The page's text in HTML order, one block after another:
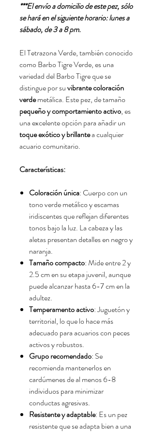
***El envío a domicilio de este pez, sólo
se hará en el siguiente horario: lunes a
sábado, de 3 a 8 pm.
ElTetrazona Verde, también conocido
como Barbo Tigre Verde, es una
variedad del Barbo Tigre que se
distingue por suvibrante coloración
verdemetálica. Este pez, de tamaño
pequeño y comportamiento activo, es
una excelente opción para añadir un
toque exótico y brillantea cualquier
acuario comunitario.
Características:
Coloración única: Cuerpo con un
tono verde metálico y escamas
iridiscentes que reflejan diferentes
tonos bajo la luz. La cabeza y las
aletas presentan detalles en negro y
naranja.
Tamaño compacto: Mide entre 2 y
2.5 cm en su etapa juvenil, aunque
puede alcanzar hasta 6-7 cm en la
adultez.
Temperamento activo: Juguetón y
territorial, lo que lo hace más
adecuado para acuarios con peces
activos y robustos.
Grupo recomendado: Se
recomienda mantenerlos en
cardúmenes de al menos 6-8
individuos para minimizar
conductas agresivas.
Resistente y adaptable: Es un pez
resistente que se adapta bien a una